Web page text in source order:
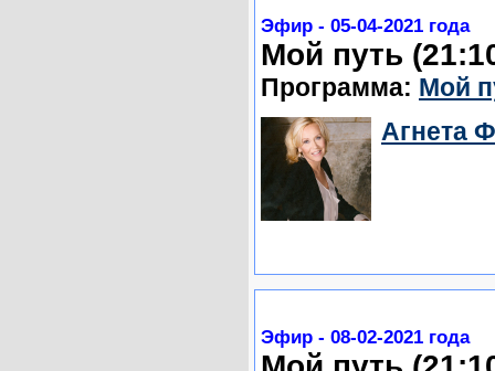
Эфир - 05-04-2021 года
Мой путь
Программа: Мой
Агнета
Эфир - 08-02-2021 года